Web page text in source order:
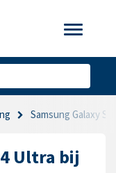
Toggle
Samsung Galaxy
Ultra bij